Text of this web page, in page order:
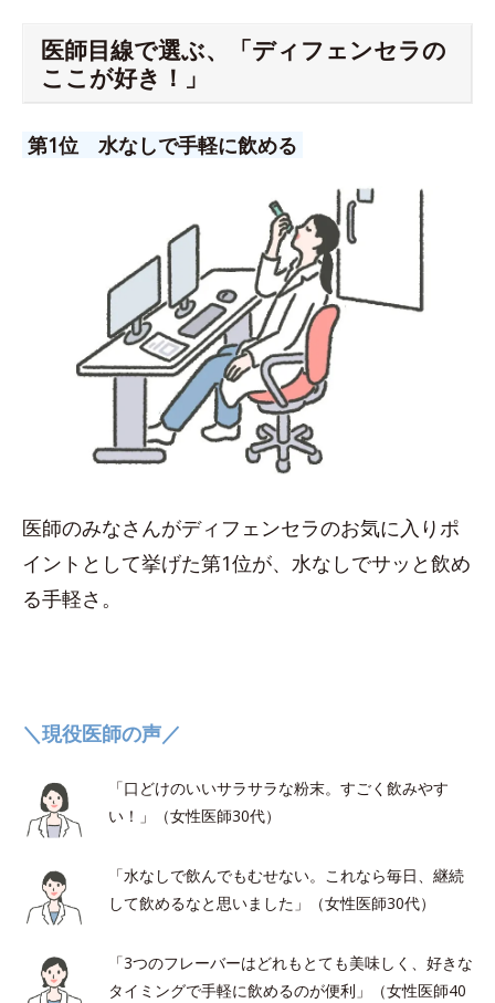
医師目線で選ぶ、「ディフェンセラの
ここが好き！」
第1位 水なしで手軽に飲める
医師のみなさんがディフェンセラのお気に入りポ
イントとして挙げた第1位が、水なしでサッと飲め
る手軽さ。
＼現役医師の声／
「口どけのいいサラサラな粉末。すごく飲みやす
い！」（女性医師30代）
「水なしで飲んでもむせない。これなら毎日、継続
して飲めるなと思いました」（女性医師30代）
「3つのフレーバーはどれもとても美味しく、好きな
タイミングで手軽に飲めるのが便利」（女性医師40